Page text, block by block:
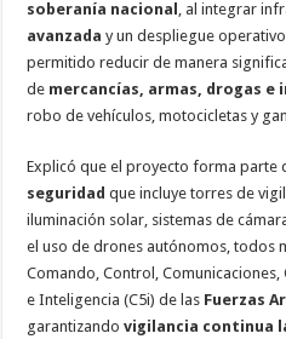
soberanía nacional , al integrar
avanzada y un despliegue
permitido reducir de manera
de mercancías, armas, drogas e
robo de vehículos, motocicletas y
Explicó que el proyecto forma parte
seguridad que incluye torres de
iluminación solar, sistemas de
el uso de drones autónomos, todos
Comando, Control,
e Inteligencia (C5i) de las Fuerzas
garantizandovigilancia continua